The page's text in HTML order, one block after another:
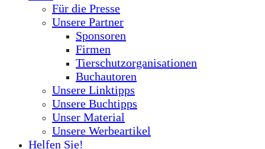
Für die Presse
Unsere Partner
Sponsoren
Firmen
Tierschutzorganisationen
Buchautoren
Unsere Linktipps
Unsere Buchtipps
Unser Material
Unsere Werbeartikel
Helfen Sie!